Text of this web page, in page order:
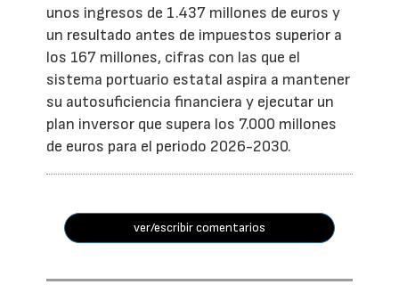
unos ingresos de 1.437 millones de euros y
un resultado antes de impuestos superior a
los 167 millones, cifras con las que el
sistema portuario estatal aspira a mantener
su autosuficiencia financiera y ejecutar un
plan inversor que supera los 7.000 millones
de euros para el periodo 2026-2030.
ver/escribir comentarios